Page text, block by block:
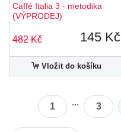
Caffé Italia 3 - metodika
(VÝPRODEJ)
482 Kč 145 Kč
Vložit do košíku
1 ... 3